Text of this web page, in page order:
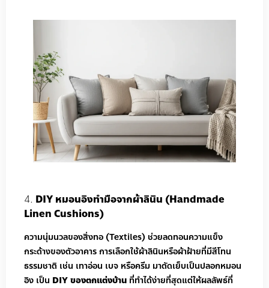
DIY หมอนอิงทำมือจากผ้าลินิน (Handmade
Linen Cushions)
ความนุ่มนวลของสิ่งทอ (Textiles) ช่วยลดทอนความแข็ง
กระด้างของตัวอาคาร การเลือกใช้ผ้าลินินหรือผ้าฝ้ายที่มีสีโทน
ธรรมชาติ เช่น เทาอ่อน เบจ หรือครีม มาตัดเย็บเป็นปลอกหมอน
อิง เป็น DIY ของตกแต่งบ้าน ที่ทำได้ง่ายที่สุดแต่ให้ผลลัพธ์ที่